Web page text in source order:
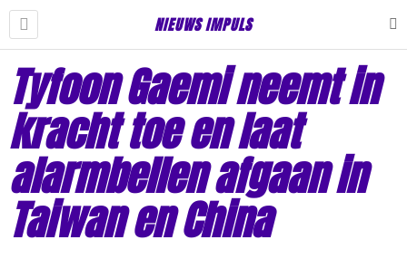
NIEUWS IMPULS
Tyfoon Gaemi neemt in
kracht toe en laat
alarmbellen afgaan in
Taiwan en China